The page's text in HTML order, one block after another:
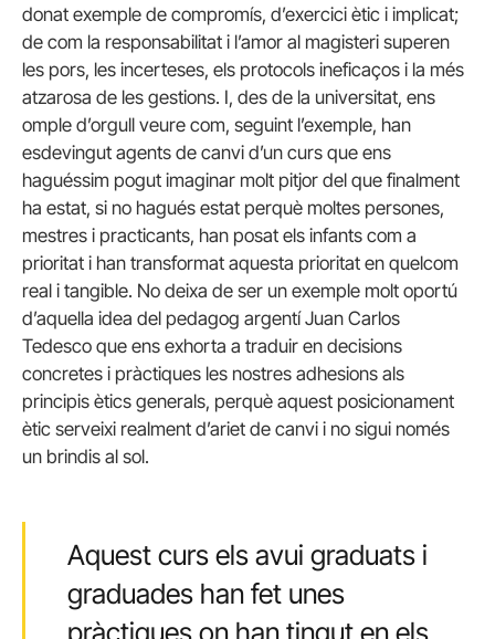
donat exemple de compromís, d’exercici ètic i implicat;
de com la responsabilitat i l’amor al magisteri superen
les pors, les incerteses, els protocols ineficaços i la més
atzarosa de les gestions. I, des de la universitat, ens
omple d’orgull veure com, seguint l’exemple, han
esdevingut agents de canvi d’un curs que ens
haguéssim pogut imaginar molt pitjor del que finalment
ha estat, si no hagués estat perquè moltes persones,
mestres i practicants, han posat els infants com a
prioritat i han transformat aquesta prioritat en quelcom
real i tangible. No deixa de ser un exemple molt oportú
d’aquella idea del pedagog argentí Juan Carlos
Tedesco que ens exhorta a traduir en decisions
concretes i pràctiques les nostres adhesions als
principis ètics generals, perquè aquest posicionament
ètic serveixi realment d’ariet de canvi i no sigui només
un brindis al sol.
Aquest curs els avui graduats i
graduades han fet unes
pràctiques on han tingut en els